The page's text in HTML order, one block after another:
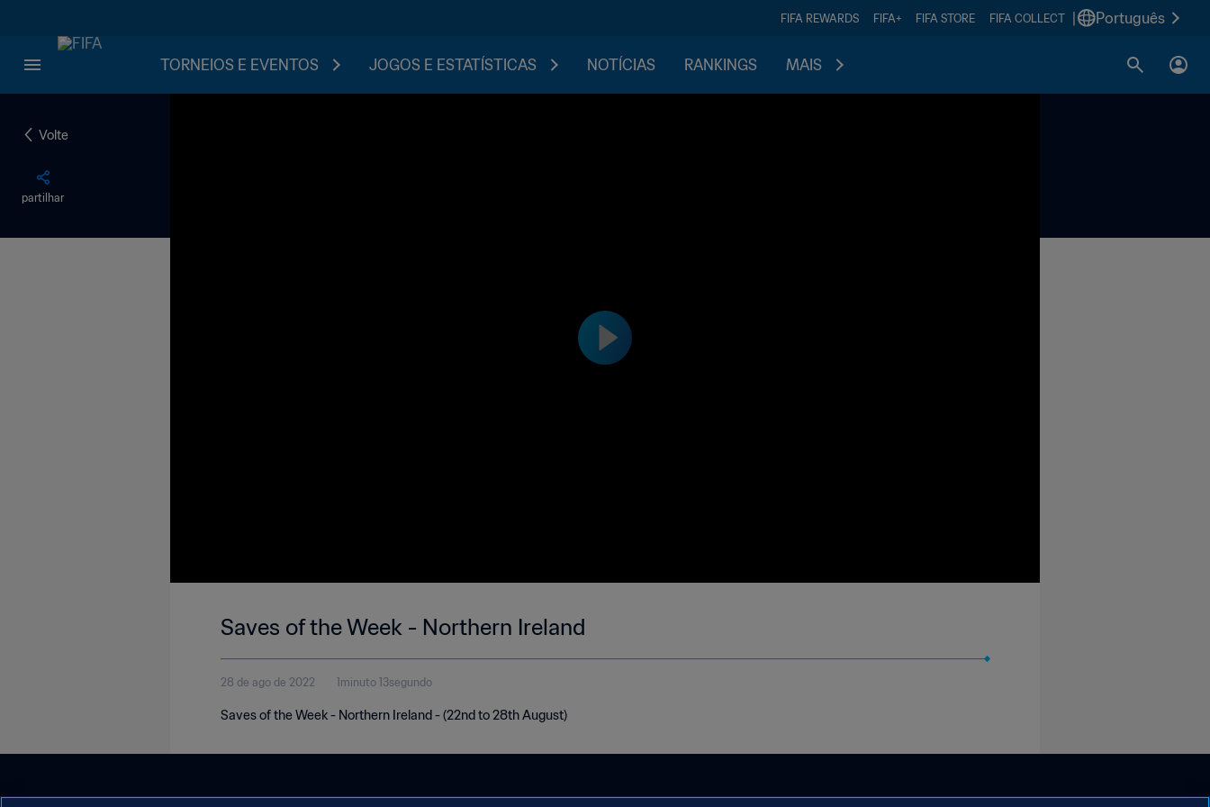
FIFA REWARDS FIFA+ FIFA STORE FIFA COLLECT Português
TORNEIOS E EVENTOS JOGOS E ESTATÍSTICAS NOTÍCIAS RANKINGS MAIS
Volte
partilhar
Saves of the Week - Northern Ireland
28 de ago de 2022 1minuto 13segundo
Saves of the Week - Northern Ireland - (22nd to 28th August)